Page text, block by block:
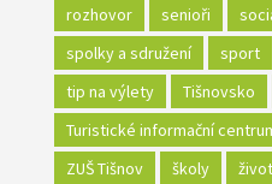
rozhovor
senioři
spolky a sdružení
sport
tip na výlety
Tišnovsko
Turistické informační
ZUŠ Tišnov
školy